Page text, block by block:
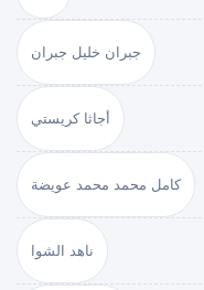
جبران خليل جبران
أجاثا كريستي
كامل محمد محمد عويضة
ناهد الشوا